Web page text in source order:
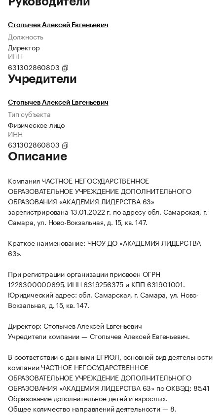
Стопычев Алексей Евгеньевич
Должность
Директор
ИНН
631302860803
Учредители
Стопычев Алексей Евгеньевич
Тип субъекта
Физическое лицо
ИНН
631302860803
Описание
Компания ЧАСТНОЕ НЕГОСУДАРСТВЕННОЕ
ОБРАЗОВАТЕЛЬНОЕ УЧРЕЖДЕНИЕ ДОПОЛНИТЕЛЬНОГО
ОБРАЗОВАНИЯ «АКАДЕМИЯ ЛИДЕРСТВА 63»
зарегистрирована 13.01.2022 г. по адресу обл. Самарская, г.
Самара, ул. Ново-Вокзальная, д. 15, кв. 147.
Краткое наименование: ЧНОУ ДО «АКАДЕМИЯ ЛИДЕРСТВА
63».
При регистрации организации присвоен ОГРН
1226300000695, ИНН 6319256375 и КПП 631901001.
Юридический адрес: обл. Самарская, г. Самара, ул. Ново-
Вокзальная, д. 15, кв. 147.
Директор: Стопычев Алексей Евгеньевич
Учредители компании — Стопычев Алексей Евгеньевич.
В соответствии с данными ЕГРЮЛ, основной вид деятельности
компании ЧАСТНОЕ НЕГОСУДАРСТВЕННОЕ
ОБРАЗОВАТЕЛЬНОЕ УЧРЕЖДЕНИЕ ДОПОЛНИТЕЛЬНОГО
ОБРАЗОВАНИЯ «АКАДЕМИЯ ЛИДЕРСТВА 63» по ОКВЭД: 85.41
Образование дополнительное детей и взрослых.
Общее количество направлений деятельности — 8.